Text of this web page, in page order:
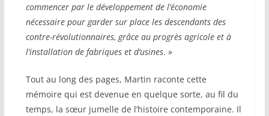
commencer par le développement de l’économie
nécessaire pour garder sur place les descendants des
contre-révolutionnaires, grâce au progrès agricole et à
l’installation de fabriques et d’usines. »
Tout au long des pages, Martin raconte cette
mémoire qui est devenue en quelque sorte, au fil du
temps, la sœur jumelle de l’histoire contemporaine. Il